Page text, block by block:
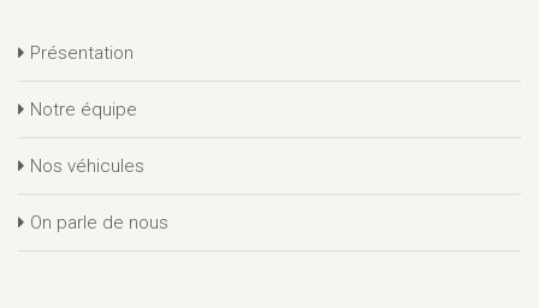
Présentation
Notre équipe
Nos véhicules
On parle de nous